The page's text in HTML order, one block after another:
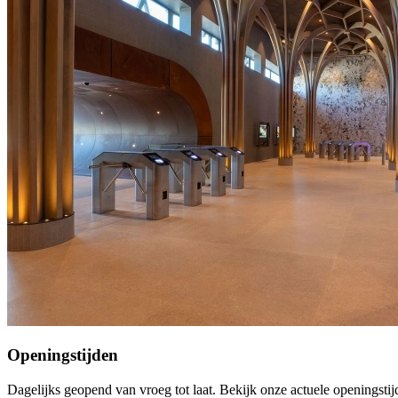
Openingstijden
Dagelijks geopend van vroeg tot laat. Bekijk onze actuele